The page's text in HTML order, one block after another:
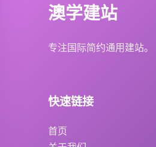
澳学建站
专注国际简约通用建站。
快速链接
首页